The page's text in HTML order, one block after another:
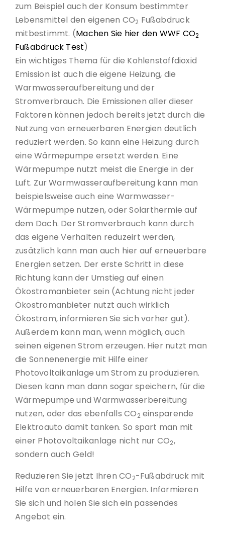
zum Beispiel auch der Konsum bestimmter
Lebensmittel den eigenen CO2 Fußabdruck
mitbestimmt. (Machen Sie hier den WWF CO2
Fußabdruck Test)
Ein wichtiges Thema für die Kohlenstoffdioxid
Emission ist auch die eigene Heizung, die
Warmwasseraufbereitung und der
Stromverbrauch. Die Emissionen aller dieser
Faktoren können jedoch bereits jetzt durch die
Nutzung von erneuerbaren Energien deutlich
reduziert werden. So kann eine Heizung durch
eine Wärmepumpe ersetzt werden. Eine
Wärmepumpe nutzt meist die Energie in der
Luft. Zur Warmwasseraufbereitung kann man
beispielsweise auch eine Warmwasser-
Wärmepumpe nutzen, oder Solarthermie auf
dem Dach. Der Stromverbrauch kann durch
das eigene Verhalten reduzeirt werden,
zusätzlich kann man auch hier auf erneuerbare
Energien setzen. Der erste Schritt in diese
Richtung kann der Umstieg auf einen
Ökostromanbieter sein (Achtung nicht jeder
Ökostromanbieter nutzt auch wirklich
Ökostrom, informieren Sie sich vorher gut).
Außerdem kann man, wenn möglich, auch
seinen eigenen Strom erzeugen. Hier nutzt man
die Sonnenenergie mit Hilfe einer
Photovoltaikanlage um Strom zu produzieren.
Diesen kann man dann sogar speichern, für die
Wärmepumpe und Warmwasserbereitung
nutzen, oder das ebenfalls CO2 einsparende
Elektroauto damit tanken. So spart man mit
einer Photovoltaikanlage nicht nur CO2,
sondern auch Geld!
Reduzieren Sie jetzt Ihren CO2-Fußabdruck mit
Hilfe von erneuerbaren Energien. Informieren
Sie sich und holen Sie sich ein passendes
Angebot ein.